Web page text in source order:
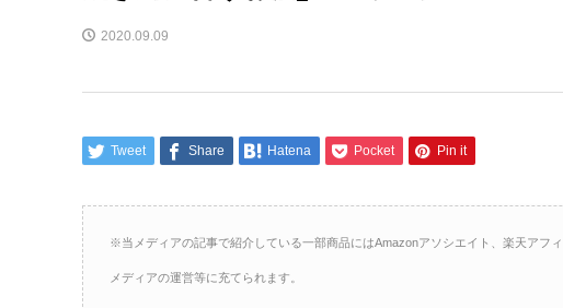
2020.09.09
Tweet Share Hatena Pocket Pin it
※当メディアの記事で紹介している一部商品にはAmazonアソシエイト、楽天アフ
メディアの運営等に充てられます。